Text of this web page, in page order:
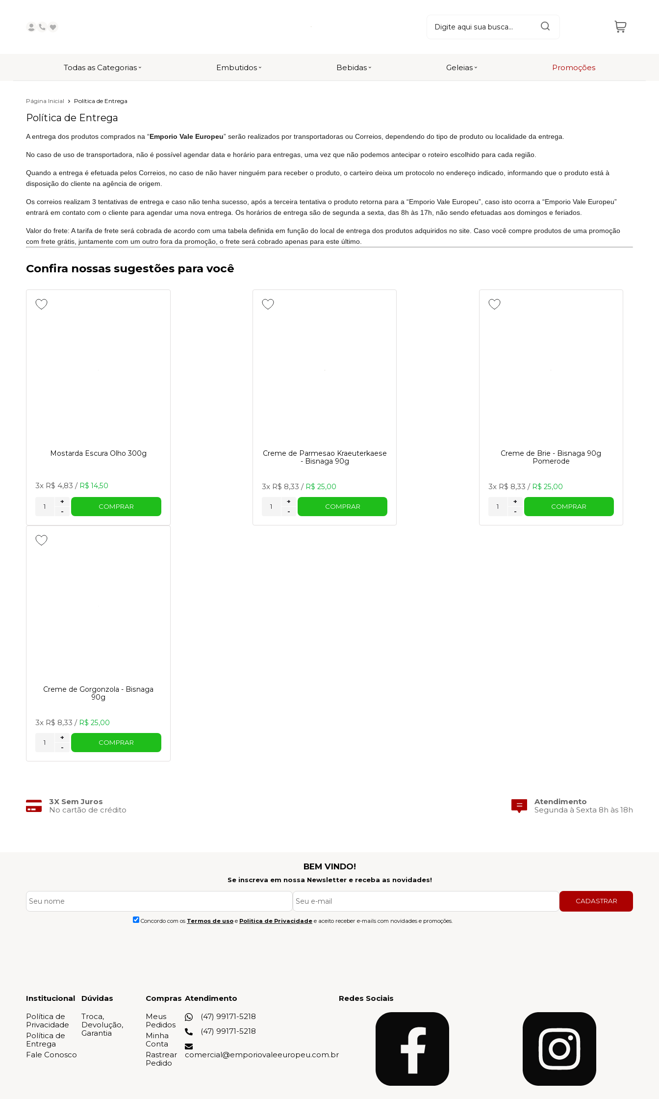
Todas as Categorias Embutidos Bebidas Geleias Promoções
Página Inicial Política de Entrega
Política de Entrega
A entrega dos produtos comprados na “Emporio Vale Europeu” serão realizados por transportadoras ou Correios, dependendo do tipo de produto ou localidade da entrega.
No caso de uso de transportadora, não é possível agendar data e horário para entregas, uma vez que não podemos antecipar o roteiro escolhido para cada região.
Quando a entrega é efetuada pelos Correios, no caso de não haver ninguém para receber o produto, o carteiro deixa um protocolo no endereço indicado, informando que o produto está à
disposição do cliente na agência de origem.
Os correios realizam 3 tentativas de entrega e caso não tenha sucesso, após a terceira tentativa o produto retorna para a “Emporio Vale Europeu”, caso isto ocorra a “Emporio Vale Europeu”
entrará em contato com o cliente para agendar uma nova entrega. Os horários de entrega são de segunda a sexta, das 8h às 17h, não sendo efetuadas aos domingos e feriados.
Valor do frete: A tarifa de frete será cobrada de acordo com uma tabela definida em função do local de entrega dos produtos adquiridos no site. Caso você compre produtos de uma promoção
com frete grátis, juntamente com um outro fora da promoção, o frete será cobrado apenas para este último.
Confira nossas sugestões para você
Mostarda Escura Olho 300g
3x R$ 4,83 / R$ 14,50
-
+
COMPRAR
Creme de Parmesao Kraeuterkaese
- Bisnaga 90g
3x R$ 8,33 / R$ 25,00
-
+
COMPRAR
Creme de Brie - Bisnaga 90g
Pomerode
3x R$ 8,33 / R$ 25,00
-
+
COMPRAR
Creme de Gorgonzola - Bisnaga
90g
3x R$ 8,33 / R$ 25,00
-
+
COMPRAR
3X Sem Juros
No cartão de crédito
Atendimento
Segunda à Sexta 8h às 18h
BEM VINDO!
Se inscreva em nossa Newsletter e receba as novidades!
Concordo com os Termos de uso e Politica de Privacidade e aceito receber e-mails com novidades e promoções.
CADASTRAR
Institucional
Política de
Privacidade
Política de
Entrega
Fale Conosco
Dúvidas
Troca,
Devolução,
Garantia
Compras
Meus
Pedidos
Minha
Conta
Rastrear
Pedido
Atendimento
(47) 99171-5218
(47) 99171-5218
comercial@emporiovaleeuropeu.com.br
Redes Sociais